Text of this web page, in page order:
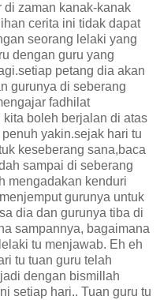
di zaman kanak-kanak
cerita ini tidak dapat
seorang lelaki yang
dengan guru yang
petang dia akan
gurunya di seberang
fadhilat
boleh berjalan di atas
yakin.sejak hari tu
keseberang sana,baca
sampai di seberang
mengadakan kenduri
gurunya untuk
dia dan gurunya tiba di
sampannya, bagaimana
tu menjawab. Eh eh
tu tuan guru telah
dengan bismillah
setiap hari.. Tuan guru tu